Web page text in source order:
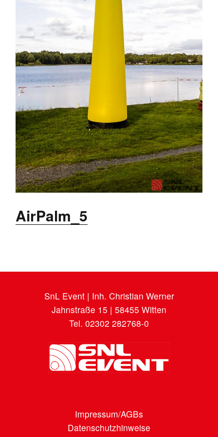
AirPalm_5
SnL Event | Inh. Christian Werner
Jahnstraße 15 | 58455 Witten
Tel. 02302 282768-0
Impressum/AGBs
Datenschutzhinweise